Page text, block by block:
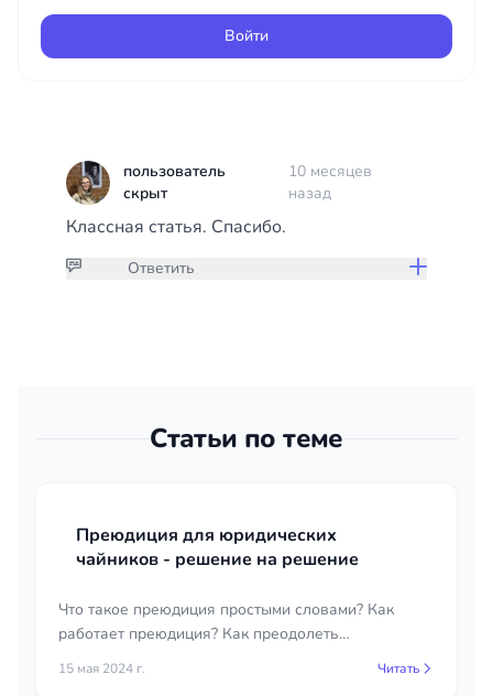
Войти
пользователь
скрыт
10 месяцев
назад
Классная статья. Спасибо.
Ответить
Статьи по теме
Преюдиция для юридических
чайников - решение на решение
Что такое преюдиция простыми словами? Как
работает преюдиция? Как преодолеть
преюдицию? Для новичка это довольно тяжело,
15 мая 2024 г. Читать